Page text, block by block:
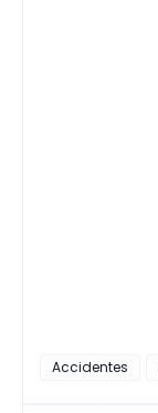
Accidentes